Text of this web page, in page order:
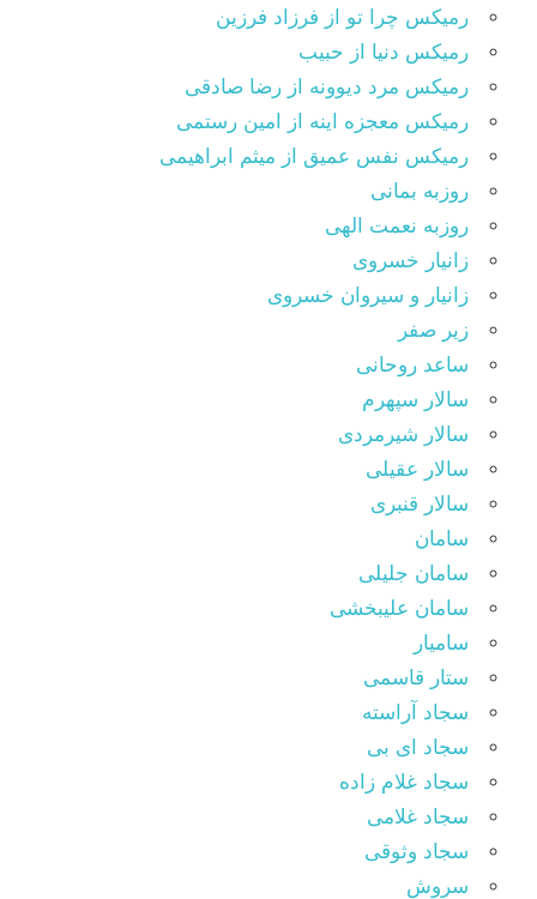
رمیکس چرا تو از فرزاد فرزین
رمیکس دنیا از حبیب
رمیکس مرد دیوونه از رضا صادقی
رمیکس معجزه اینه از امین رستمی
رمیکس نفس عمیق از میثم ابراهیمی
روزبه بمانی
روزبه نعمت الهی
زانیار خسروی
زانیار و سیروان خسروی
زیر صفر
ساعد روحانی
سالار سپهرم
سالار شیرمردی
سالار عقیلی
سالار قنبری
سامان
سامان جلیلی
سامان علیبخشی
سامیار
ستار قاسمی
سجاد آراسته
سجاد ای بی
سجاد غلام زاده
سجاد غلامی
سجاد وثوقى
سروش